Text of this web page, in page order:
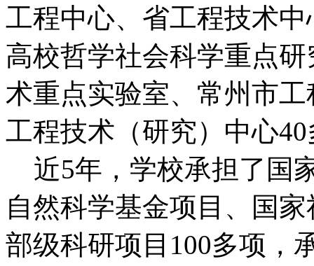
工程中心、省工程技术
高校哲学社会科学重点
术重点实验室、常州市
工程技术（研究）中心
近5年，学校承担了国
自然科学基金项目、国
部级科研项目100多项，